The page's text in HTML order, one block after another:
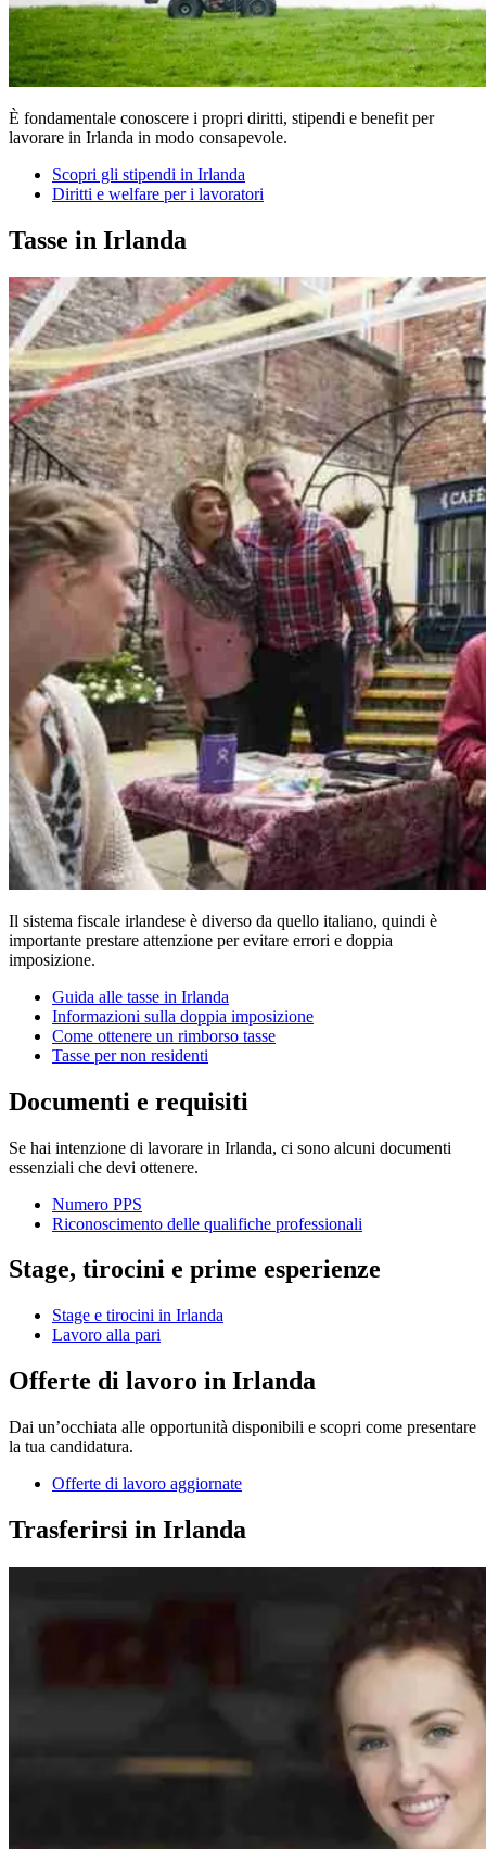
È fondamentale conoscere i propri diritti, stipendi e benefit per
lavorare in Irlanda in modo consapevole.
Scopri gli stipendi in Irlanda
Diritti e welfare per i lavoratori
Tasse in Irlanda
Il sistema fiscale irlandese è diverso da quello italiano, quindi è
importante prestare attenzione per evitare errori e doppia
imposizione.
Guida alle tasse in Irlanda
Informazioni sulla doppia imposizione
Come ottenere un rimborso tasse
Tasse per non residenti
Documenti e requisiti
Se hai intenzione di lavorare in Irlanda, ci sono alcuni documenti
essenziali che devi ottenere.
Numero PPS
Riconoscimento delle qualifiche professionali
Stage, tirocini e prime esperienze
Stage e tirocini in Irlanda
Lavoro alla pari
Offerte di lavoro in Irlanda
Dai un’occhiata alle opportunità disponibili e scopri come presentare
la tua candidatura.
Offerte di lavoro aggiornate
Trasferirsi in Irlanda